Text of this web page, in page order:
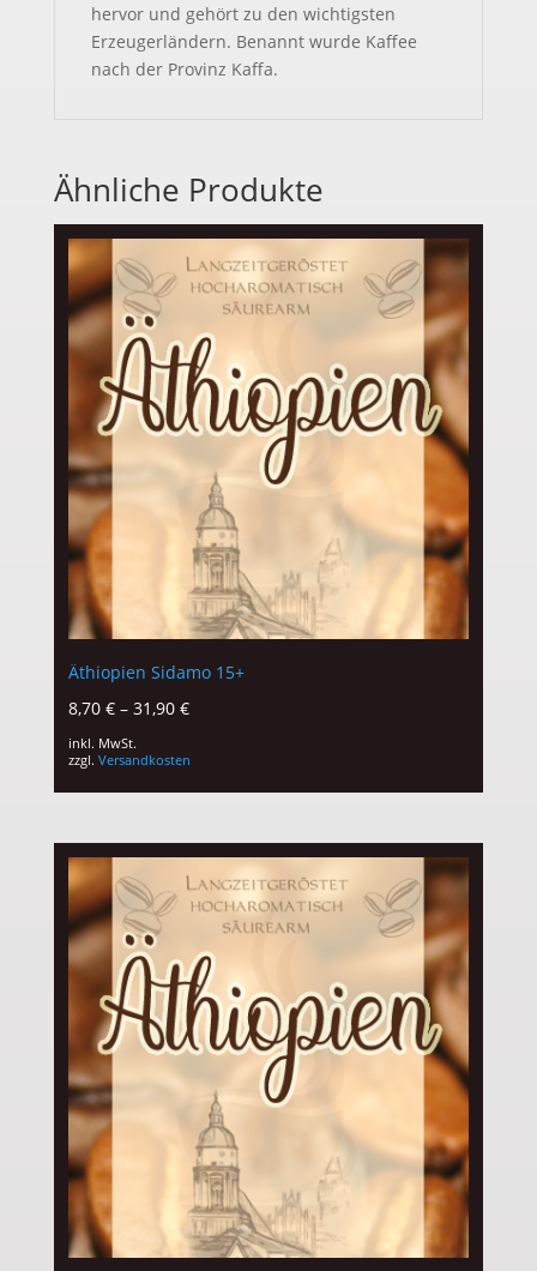
hervor und gehört zu den wichtigsten
Erzeugerländern. Benannt wurde Kaffee
nach der Provinz Kaffa.
Ähnliche Produkte
Äthiopien Sidamo 15+
8,70 €– 31,90 €
inkl. MwSt.
zzgl. Versandkosten